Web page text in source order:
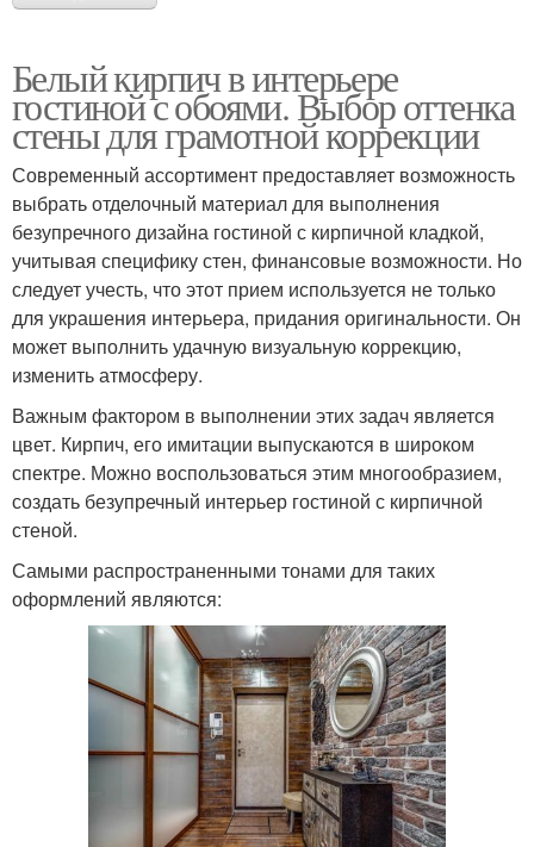
Белый кирпич в интерьере
гостиной с обоями. Выбор оттенка
стены для грамотной коррекции
Современный ассортимент предоставляет возможность
выбрать отделочный материал для выполнения
безупречного дизайна гостиной с кирпичной кладкой,
учитывая специфику стен, финансовые возможности. Но
следует учесть, что этот прием используется не только
для украшения интерьера, придания оригинальности. Он
может выполнить удачную визуальную коррекцию,
изменить атмосферу.
Важным фактором в выполнении этих задач является
цвет. Кирпич, его имитации выпускаются в широком
спектре. Можно воспользоваться этим многообразием,
создать безупречный интерьер гостиной с кирпичной
стеной.
Самыми распространенными тонами для таких
оформлений являются: